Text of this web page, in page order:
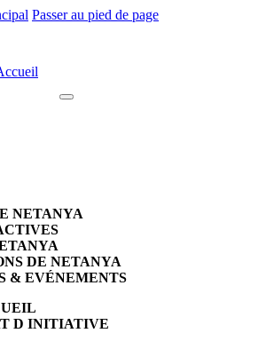
Passer au pied de page
NETANYA
DE NETANYA
& EVÉNEMENTS
D INITIATIVE